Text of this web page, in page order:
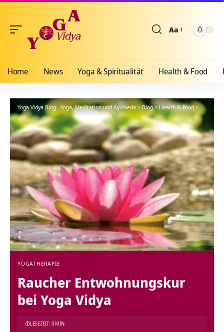
Aa
Home News Yoga & Spiritualität Health & Food
Yoga Vidya Blog - Yoga, Meditation und Ayurveda >Blog>Health & Food>
YOGATHERAPIE
Raucher Entwohnungskur
bei Yoga Vidya
LESEZEIT: 0 MIN